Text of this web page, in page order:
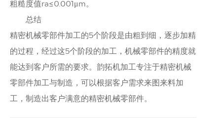
粗糙度值ra≤0.001μm。
总结
精密机械零部件加工的5个阶段是由粗到细，逐步加精
的过程，经过这5个阶段的加工，机械零部件的精度就
能达到客户所需的要求。韵拓机加工专注于精密机械
零部件加工与制造，可以根据客户需求来图来料加
工，制造出客户满意的精密机械零部件。